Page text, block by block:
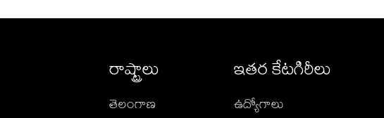
రాష్ట్రాలు
తెలంగాణ
ఇతర కేటగిరీలు
ఉద్యోగాలు